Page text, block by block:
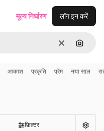
साफ़ इमेज से
मूल्य निर्धारण लॉग इन करें
आकाश प्रकृति प्रेम नया साल
फ़िल्टर